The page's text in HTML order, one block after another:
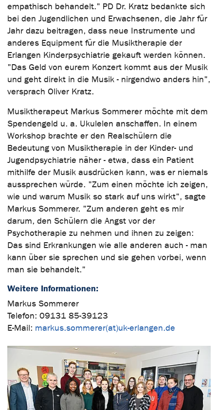
empathisch behandelt." PD Dr. Kratz bedankte sich
bei den Jugendlichen und Erwachsenen, die Jahr für
Jahr dazu beitragen, dass neue Instrumente und
anderes Equipment für die Musiktherapie der
Erlangen Kinderpsychiatrie gekauft werden können.
"Das Geld von eurem Konzert kommt aus der Musik
und geht direkt in die Musik - nirgendwo anders hin",
versprach Oliver Kratz.
Musiktherapeut Markus Sommerer möchte mit dem
Spendengeld u. a. Ukulelen anschaffen. In einem
Workshop brachte er den Realschülern die
Bedeutung von Musiktherapie in der Kinder- und
Jugendpsychiatrie näher - etwa, dass ein Patient
mithilfe der Musik ausdrücken kann, was er niemals
aussprechen würde. "Zum einen möchte ich zeigen,
wie und warum Musik so stark auf uns wirkt", sagte
Markus Sommerer. "Zum anderen geht es mir
darum, den Schülern die Angst vor der
Psychotherapie zu nehmen und ihnen zu zeigen:
Das sind Erkrankungen wie alle anderen auch - man
kann über sie sprechen und sie gehen vorbei, wenn
man sie behandelt."
Weitere Informationen:
Markus Sommerer
Telefon: 09131 85-39123
E-Mail: markus.sommerer(at)uk-erlangen.de